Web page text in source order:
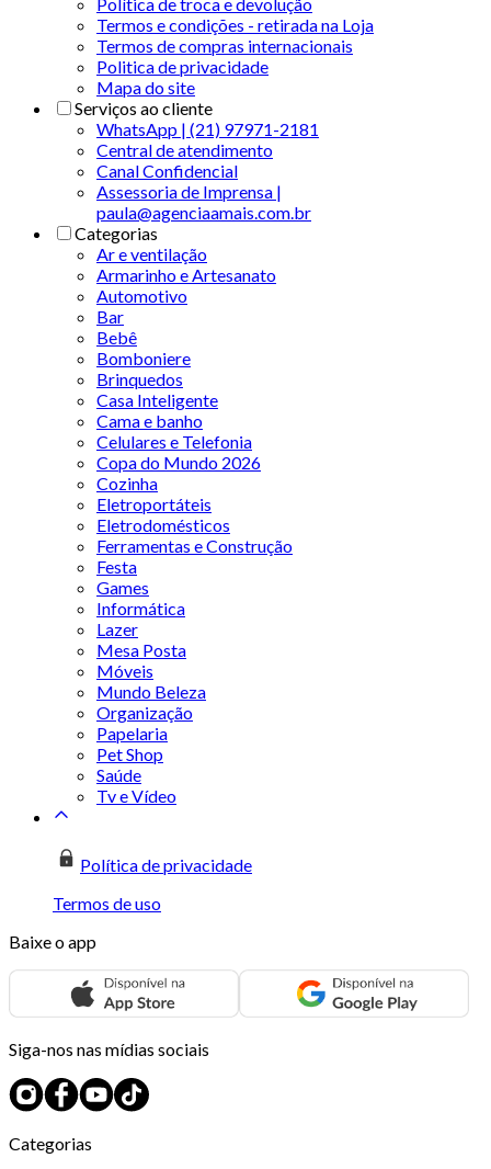
Termos e condições - retirada na Loja
Termos de compras internacionais
Politica de privacidade
Mapa do site
Serviços ao cliente
WhatsApp | (21) 97971-2181
Central de atendimento
Canal Confidencial
Assessoria de Imprensa |
paula@agenciaamais.com.br
Categorias
Ar e ventilação
Armarinho e Artesanato
Automotivo
Bar
Bebê
Bomboniere
Brinquedos
Casa Inteligente
Cama e banho
Celulares e Telefonia
Copa do Mundo 2026
Cozinha
Eletroportáteis
Eletrodomésticos
Ferramentas e Construção
Festa
Games
Informática
Lazer
Mesa Posta
Móveis
Mundo Beleza
Organização
Papelaria
Pet Shop
Saúde
Tv e Vídeo
Política de privacidade
Termos de uso
Baixe o app
Siga-nos nas mídias sociais
Categorias